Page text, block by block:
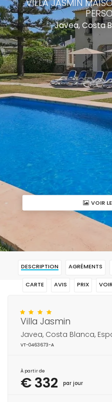
VILLA JASMIN
Javea, Costa
VOIR
DESCRIPTION AGRÉMENTS
CARTE AVIS PRIX
Villa Jasmin
Javea, Costa Blanca,
VT-0463673-A
À partir de
€ 332 par jour